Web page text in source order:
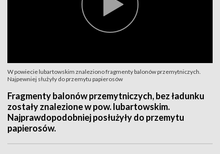
W powiecie lubartowskim znaleziono fragmenty balonów przemytniczych.
Najpewniej służyły do przemytu papierosów
Fragmenty balonów przemytniczych, bez ładunku
zostały znalezione w pow. lubartowskim.
Najprawdopodobniej posłużyły do przemytu
papierosów.